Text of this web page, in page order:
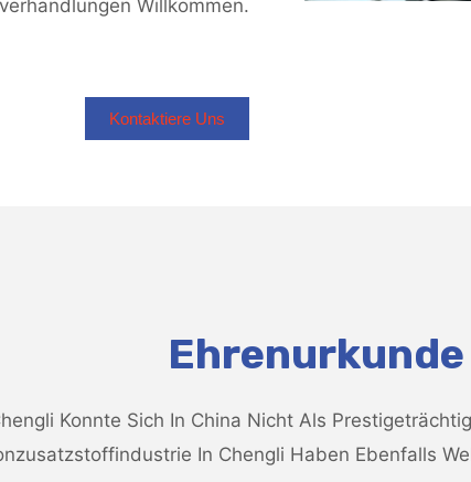
Willkommen.
Kontaktiere Uns
Ehrenurkunde
Konnte Sich In China Nicht Als
In Chengli Haben Ebenfalls